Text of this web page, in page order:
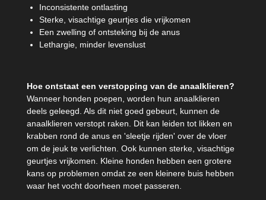
Inconsistente ontlasting
Sterke, visachtige geurtjes die vrijkomen
Een zwelling of ontsteking bij de anus
Lethargie, minder levenslust
Hoe ontstaat een verstopping van de anaalklieren?
Wanneer honden poepen, worden hun anaalklieren
deels geleegd. Als dit niet goed gebeurt, kunnen de
anaalklieren verstopt raken. Dit kan leiden tot likken en
krabben rond de anus en 'sleetje rijden' over de vloer
om de jeuk te verlichten. Ook kunnen sterke, visachtige
geurtjes vrijkomen. Kleine honden hebben een grotere
kans op problemen omdat ze een kleinere buis hebben
waar het vocht doorheen moet passeren.